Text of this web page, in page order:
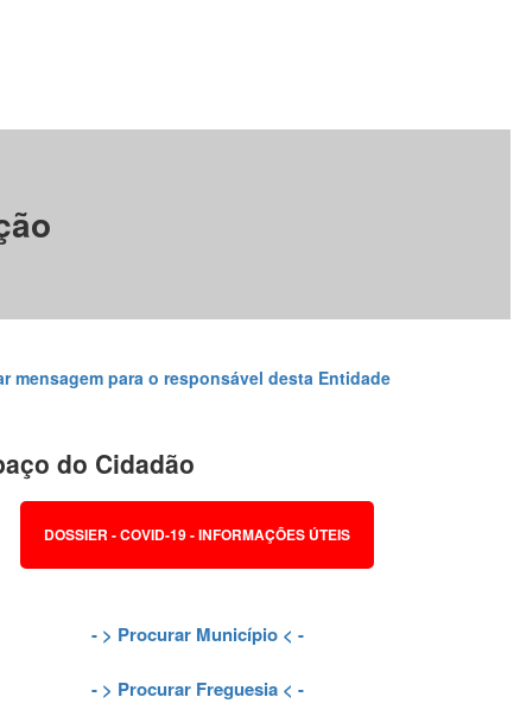
mensagem para o responsável desta Entidade
do Cidadão
DOSSIER - COVID-19 - INFORMAÇÕES ÚTEIS
- > Procurar Município< -
- > Procurar Freguesia< -